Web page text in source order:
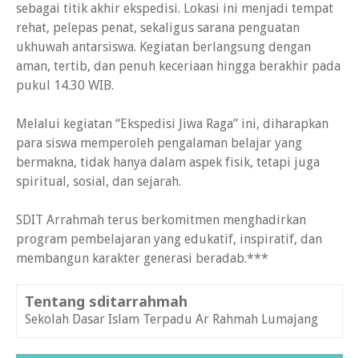
sebagai titik akhir ekspedisi. Lokasi ini menjadi tempat
rehat, pelepas penat, sekaligus sarana penguatan
ukhuwah antarsiswa. Kegiatan berlangsung dengan
aman, tertib, dan penuh keceriaan hingga berakhir pada
pukul 14.30 WIB.
Melalui kegiatan “Ekspedisi Jiwa Raga” ini, diharapkan
para siswa memperoleh pengalaman belajar yang
bermakna, tidak hanya dalam aspek fisik, tetapi juga
spiritual, sosial, dan sejarah.
SDIT Arrahmah terus berkomitmen menghadirkan
program pembelajaran yang edukatif, inspiratif, dan
membangun karakter generasi beradab.***
Tentang sditarrahmah
Sekolah Dasar Islam Terpadu Ar Rahmah Lumajang